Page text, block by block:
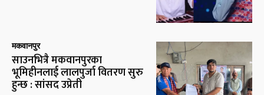
मकवानपुर
साउनभित्रै मकवानपुरका
भूमिहीनलाई लालपुर्जा वितरण सुरु
हुन्छ : सांसद उप्रेती